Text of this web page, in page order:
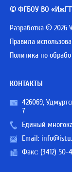
© ФГБОУ ВО
Разработка © 2026
Правила
Политика по
КОНТАКТЫ
426069,
7
Единый
Email:
Факс: (3412) 50-